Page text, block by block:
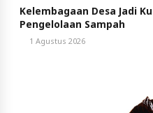
Kelembagaan Desa Jadi
Pengelolaan Sampah
1 Agustus 2026